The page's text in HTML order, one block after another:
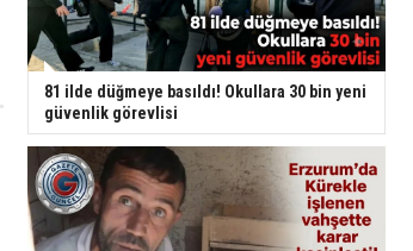
81 ilde düğmeye basıldı! Okullara 30 bin yeni
güvenlik görevlisi